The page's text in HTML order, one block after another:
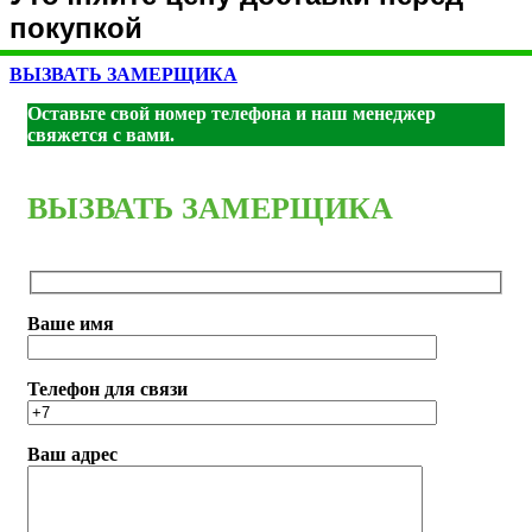
покупкой
ВЫЗВАТЬ ЗАМЕРЩИКА
Оставьте свой номер телефона и наш менеджер
свяжется с вами.
ВЫЗВАТЬ ЗАМЕРЩИКА
Ваше имя
Телефон для связи
Ваш адрес